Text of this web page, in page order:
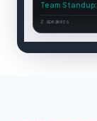
Team Standup:
2 speakers